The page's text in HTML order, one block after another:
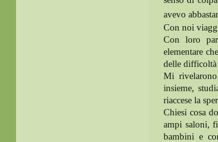
avevo
Con noi
Con loro
elementare
delle difficoltà
Mi
insieme,
riaccese la
Chiesi cosa
ampi saloni,
bambini e